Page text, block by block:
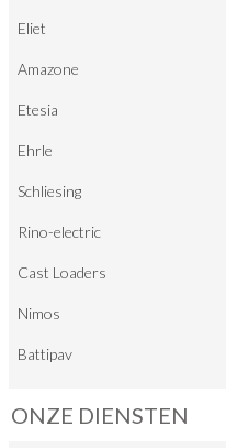
Eliet
Amazone
Etesia
Ehrle
Schliesing
Rino-electric
Cast Loaders
Nimos
Battipav
ONZE DIENSTEN